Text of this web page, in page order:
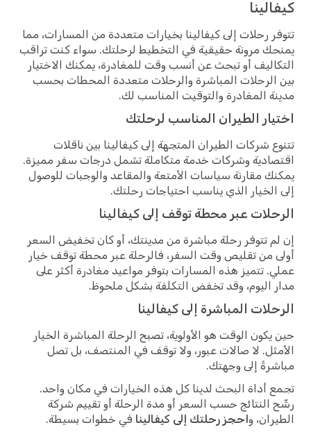
كيفالينا
تتوفر رحلات إلى كيفالينا بخيارات متعددة من المسارات، مما
يمنحك مرونة حقيقية في التخطيط لرحلتك. سواء كنت تراقب
التكاليف أو تبحث عن أنسب وقت للمغادرة، يمكنك الاختيار
بين الرحلات المباشرة والرحلات متعددة المحطات بحسب
مدينة المغادرة والتوقيت المناسب لك.
اختيار الطيران المناسب لرحلتك
تتنوع شركات الطيران المتجهة إلى كيفالينا بين ناقلات
اقتصادية وشركات خدمة متكاملة تشمل درجات سفر مميزة.
يمكنك مقارنة سياسات الأمتعة والمقاعد والوجبات للوصول
إلى الخيار الذي يناسب احتياجات رحلتك.
الرحلات عبر محطة توقف إلى كيفالينا
إن لم تتوفر رحلة مباشرة من مدينتك، أو كان تخفيض السعر
أولى من تقليص وقت السفر، فالرحلة عبر محطة توقف خيار
عملي. تتميز هذه المسارات بتوفر مواعيد مغادرة أكثر على
مدار اليوم، وقد تخفض التكلفة بشكل ملحوظ.
الرحلات المباشرة إلى كيفالينا
حين يكون الوقت هو الأولوية، تصبح الرحلة المباشرة الخيار
الأمثل. لا صالات عبور، ولا توقف في المنتصف، بل تصل
مباشرةً إلى وجهتك.
تجمع أداة البحث لدينا كل هذه الخيارات في مكان واحد.
رشّح النتائج حسب السعر أو مدة الرحلة أو تقييم شركة
الطيران، واحجز رحلتك إلى كيفالينا في خطوات بسيطة.